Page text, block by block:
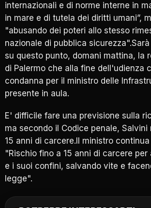
internazionali e di norme interne in
in mare e di tutela dei diritti umani”,
"abusando dei poteri allo stesso
nazionale di pubblica
su questo punto, domani mattina, la
di Palermo che alla fine dell'udienza
condanna per il ministro delle
presente in aula.
E' difficile fare una previsione sulla
ma secondo il Codice penale,
15 anni di carcere.Il ministro
"Rischio fino a 15 anni di carcere
e i suoi confini, salvando vite e
legge".